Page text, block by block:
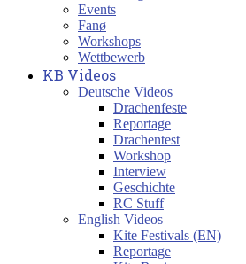
Events
Fanø
Workshops
Wettbewerb
KB Videos
Deutsche Videos
Drachenfeste
Reportage
Drachentest
Workshop
Interview
Geschichte
RC Stuff
English Videos
Kite Festivals (EN)
Reportage